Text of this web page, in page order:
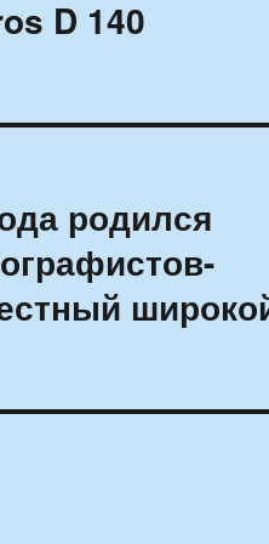
D 140
родился